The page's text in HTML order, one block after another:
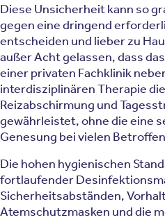
Diese Unsicherheit kann so
gegen eine dringend
entscheiden und lieber zu
außer Acht gelassen, dass
einer privaten Fachklinik
interdisziplinären Therapie
Reizabschirmung und
gewährleistet, ohne die eine
Genesung bei vielen
Die hohen hygienischen
fortlaufender
Sicherheitsabständen,
Atemschutzmasken und die